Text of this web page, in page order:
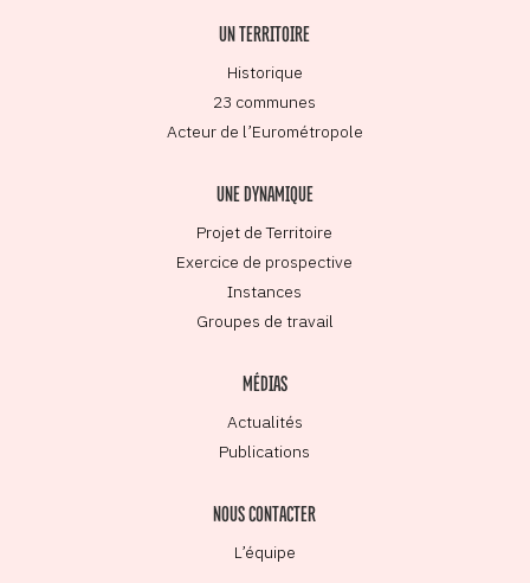
UN TERRITOIRE
Historique
23 communes
Acteur de l’Eurométropole
UNE DYNAMIQUE
Projet de Territoire
Exercice de prospective
Instances
Groupes de travail
MÉDIAS
Actualités
Publications
NOUS CONTACTER
L’équipe